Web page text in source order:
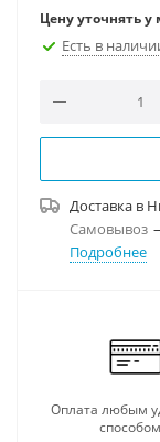
Цену уточнять
Есть в
Доставка в
Самовывоз
Подробнее
Оплата любым
способом